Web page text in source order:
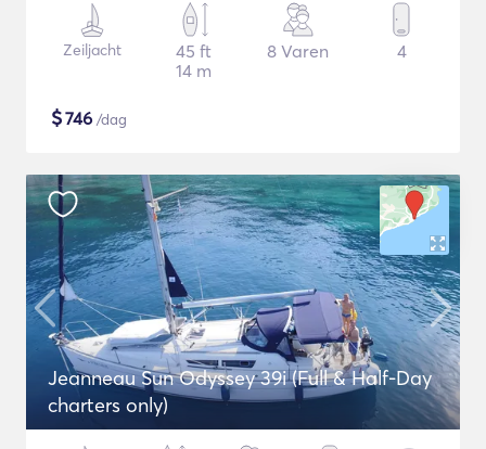
Zeiljacht
45 ft
14 m
8 Varen 4
$746 /dag
Jeanneau Sun Odyssey 39i (Full & Half-Day
charters only)